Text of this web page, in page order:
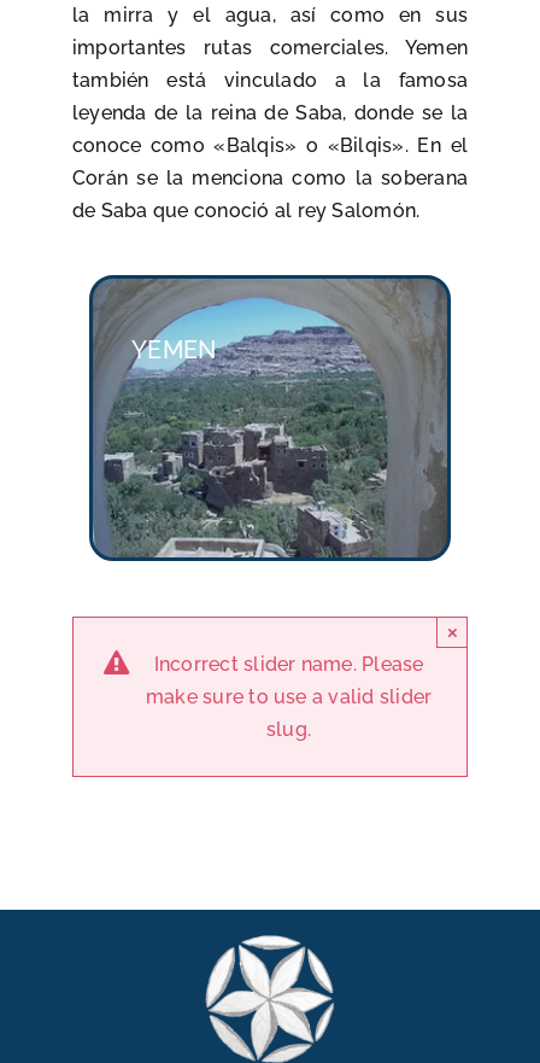
la mirra y el agua, así como en sus
importantes rutas comerciales. Yemen
también está vinculado a la famosa
leyenda de la reina de Saba, donde se la
conoce como «Balqis» o «Bilqis». En el
Corán se la menciona como la soberana
de Saba que conoció al rey Salomón.
YEMEN
Incorrect slider name. Please
make sure to use a valid slider
slug.
×